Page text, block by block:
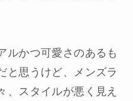
ルかつ可愛さのあるも
と思うけど、メンズラ
、スタイルが悪く見え